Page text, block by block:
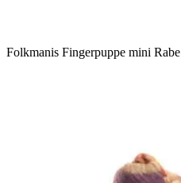
Folkmanis Fingerpuppe mini Rabe